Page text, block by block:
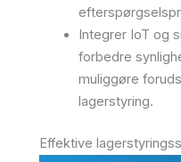
Integrer IoT og
forbedre
muliggøre
lagerstyring.
Effektive